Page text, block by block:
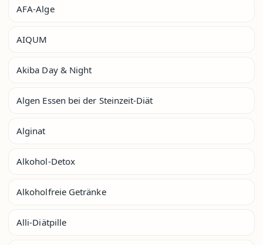
AFA-Alge
AIQUM
Akiba Day & Night
Algen Essen bei der Steinzeit-Diät
Alginat
Alkohol-Detox
Alkoholfreie Getränke
Alli-Diätpille